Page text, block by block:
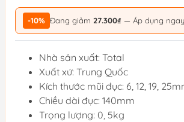
-10% Đang giảm 27.300₫ — Áp dụng ngay
Nhà sản xuất: Total
Xuất xứ: Trung Quốc
Kích thước mũi đục: 6, 12, 19,
Chiều dài đục: 140mm
Trọng lượng: 0, 5kg